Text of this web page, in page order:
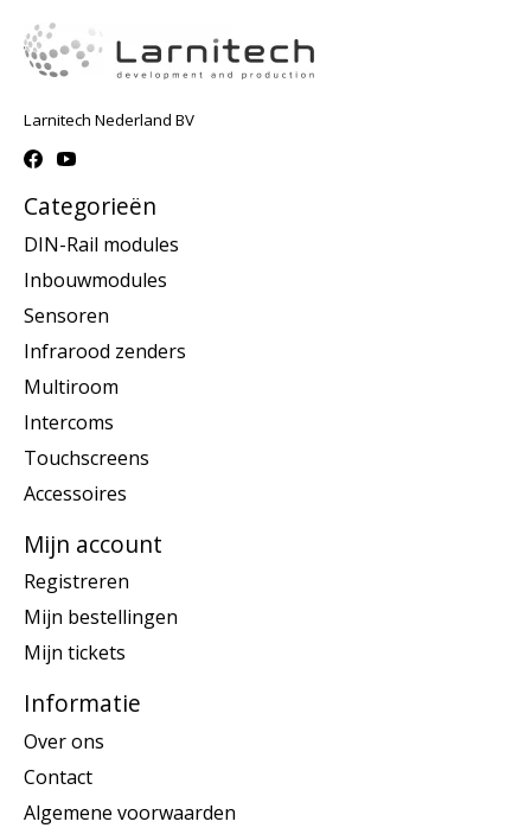
Larnitech Nederland BV
Categorieën
DIN-Rail modules
Inbouwmodules
Sensoren
Infrarood zenders
Multiroom
Intercoms
Touchscreens
Accessoires
Mijn account
Registreren
Mijn bestellingen
Mijn tickets
Informatie
Over ons
Contact
Algemene voorwaarden